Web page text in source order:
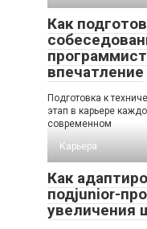
Как
впечатление
Подготовка к
этап в карьере
современном
Карьера
Как
подjunior-
увеличения